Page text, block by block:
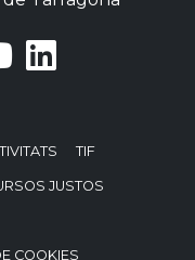
TIF
JUSTOS
COOKIES